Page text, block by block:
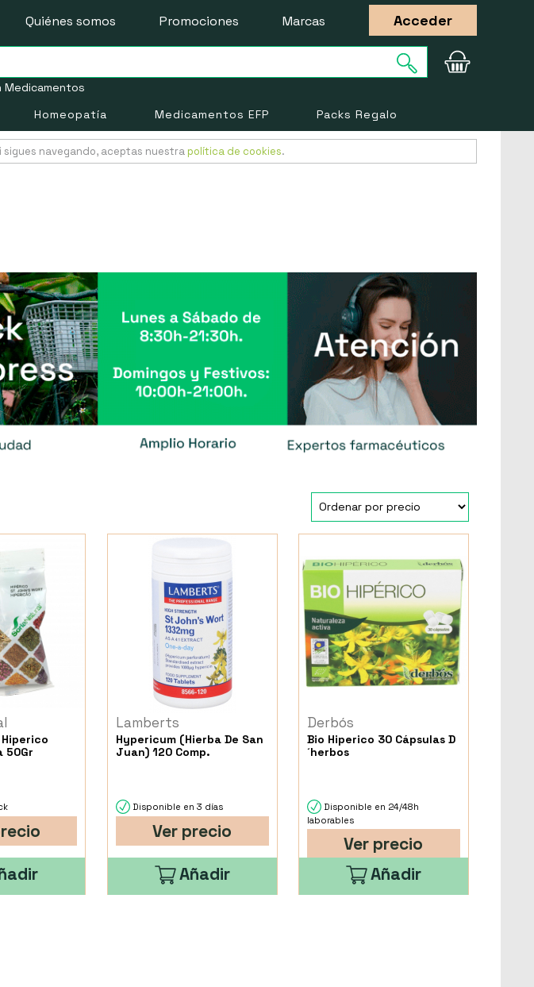
Medicamentos
Quiénes somos Promociones Marcas Acceder
Homeopatía Medicamentos EFP Packs Regalo
sigues navegando, aceptas nuestra política de cookies.
50Gr
Lamberts
Hypericum (Hierba De San
Juan) 120 Comp.
Disponible en 3 días
Ver precio
Añadir
Derbós
Bio Hiperico 30 Cápsulas D
´herbos
Disponible en 24/48h
laborables
Ver precio
Añadir